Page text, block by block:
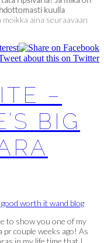
kuulla
aina seuraavaan
–
BIG
to show you one of my
couple weeks ago! As
in my life time that I